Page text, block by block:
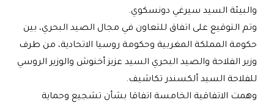
والبيئة السيد سيرغي دونسكوي.
وتم التوقيع على اتفاق للتعاون في مجال الصيد البحري، بين
حكومة المملكة المغربية وحكومة روسيا الاتحادية، من طرف
وزير الفلاحة والصيد البحري السيد عزيز أخنوش والوزير الروسي
للفلاحة السيد ألكسندر تكاشيف.
وهمت الاتفاقية الخامسة اتفاقا بشأن تشجيع وحماية